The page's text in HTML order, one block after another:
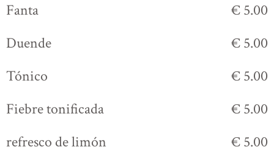
Fanta
€ 5.00
Duende
€ 5.00
Tónico
€ 5.00
Fiebre tonificada
€ 5.00
refresco de limón
€ 5.00